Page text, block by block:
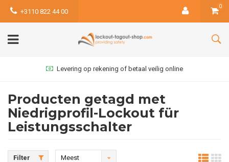
+3110 822 44 00
0
Levering op rekening of betaal veilig online
Producten getagd met
Niedrigprofil-Lockout für
Leistungsschalter
Filter
Meest